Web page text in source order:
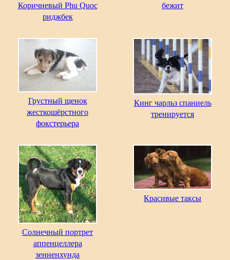
Коричневый Phu Quoc
риджбек
бежит
Грустный щенок
жесткошёрстного
фокстерьера
Кинг чарльз спаниель
тренируется
Солнечный портрет
аппенцеллера
зенненхунда
Красивые таксы